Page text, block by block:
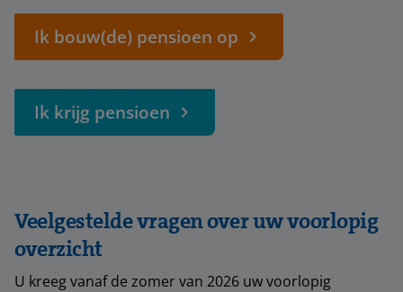
Ik bouw(de) pensioen op
Ik krijg pensioen
Veelgestelde vragen over uw voorlopig
overzicht
U kreeg vanaf de zomer van 2026 uw voorlopig